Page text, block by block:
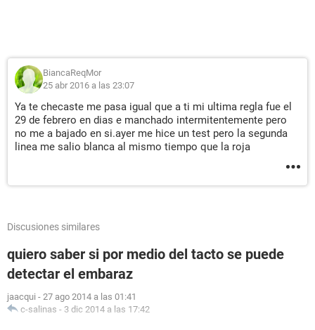
BiancaReqMor
25 abr 2016 a las 23:07
Ya te checaste me pasa igual que a ti mi ultima regla fue el
29 de febrero en dias e manchado intermitentemente pero
no me a bajado en si.ayer me hice un test pero la segunda
linea me salio blanca al mismo tiempo que la roja
Discusiones similares
quiero saber si por medio del tacto se puede
detectar el embaraz
jaacqui - 27 ago 2014 a las 01:41
c-salinas - 3 dic 2014 a las 17:42